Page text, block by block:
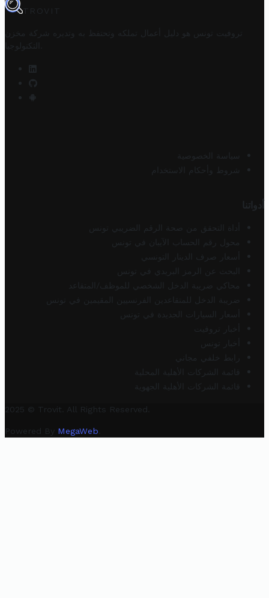
TROVIT
تروفيت تونس هو دليل أعمال تملكه وتحتفظ به وتديره
شركة مخزن
التكنولوجيا
سياسة الخصوصية
شروط وأحكام الاستخدام
أدواتنا
أداة التحقق من صحة الرقم الضريبي تونس
محول رقم الحساب الآيبان في تونس
أسعار صرف الدينار التونسي
البحث عن الرمز البريدي في تونس
محاكي ضريبة الدخل الشخصي للموظف/المتقاعد
ضريبة الدخل للمتقاعدين الفرنسيين المقيمين في تونس
أسعار السيارات الجديدة في تونس
أخبار تروفيت
أخبار تونس
رابط خلفي مجاني
قائمة الشركات الأهلية المحلية
قائمة الشركات الأهلية الجهوية
2025 © Trovit. All Rights Reserved.
Powered By MegaWeb